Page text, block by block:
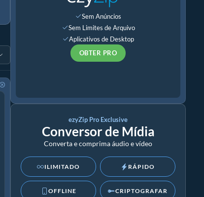
Sem Anúncios
Sem Limites de Arquivo
Aplicativos de Desktop
OBTER PRO
ezyZip Pro Exclusive
Conversor de Mídia
Converta e comprima áudio e vídeo
ILIMITADO RÁPIDO
OFFLINE CRIPTOGRAFAR